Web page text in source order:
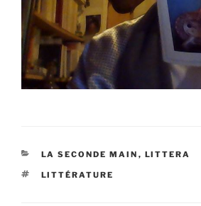
CATÉGORIES
LA SECONDE MAIN , LITTERA
ÉTIQUETTES
LITTÉRATURE